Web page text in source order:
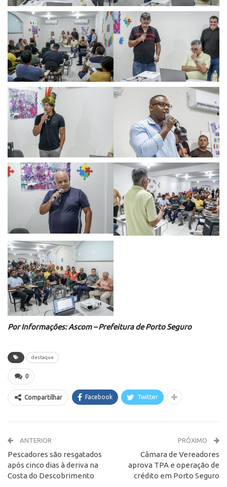
Por Informações: Ascom – Prefeitura de Porto Seguro
destaque
0
Compartilhar Facebook Twitter
ANTERIOR
Pescadores são resgatados
após cinco dias à deriva na
Costa do Descobrimento
PRÓXIMO
Câmara de Vereadores
aprova TPA e operação de
crédito em Porto Seguro